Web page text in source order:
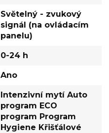
Světelný - zvukový
signál (na ovládacím
panelu)
0-24 h
Ano
Intenzivní mytí Auto
program ECO
program Program
Hygiene Křišťálové